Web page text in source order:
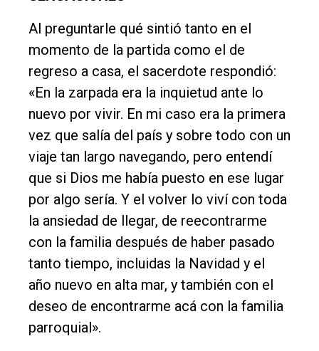
Al preguntarle qué sintió tanto en el
momento de la partida como el de
regreso a casa, el sacerdote respondió:
«En la zarpada era la inquietud ante lo
nuevo por vivir. En mi caso era la primera
vez que salía del país y sobre todo con un
viaje tan largo navegando, pero entendí
que si Dios me había puesto en ese lugar
por algo sería. Y el volver lo viví con toda
la ansiedad de llegar, de reecontrarme
con la familia después de haber pasado
tanto tiempo, incluidas la Navidad y el
año nuevo en alta mar, y también con el
deseo de encontrarme acá con la familia
parroquial».